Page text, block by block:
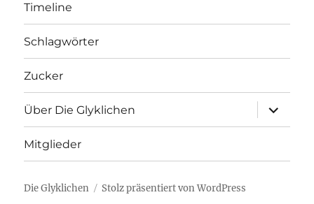
Timeline
Schlagwörter
Zucker
Über Die Glyklichen
öffnen
Mitglieder
Die Glyklichen Stolz präsentiert von WordPress